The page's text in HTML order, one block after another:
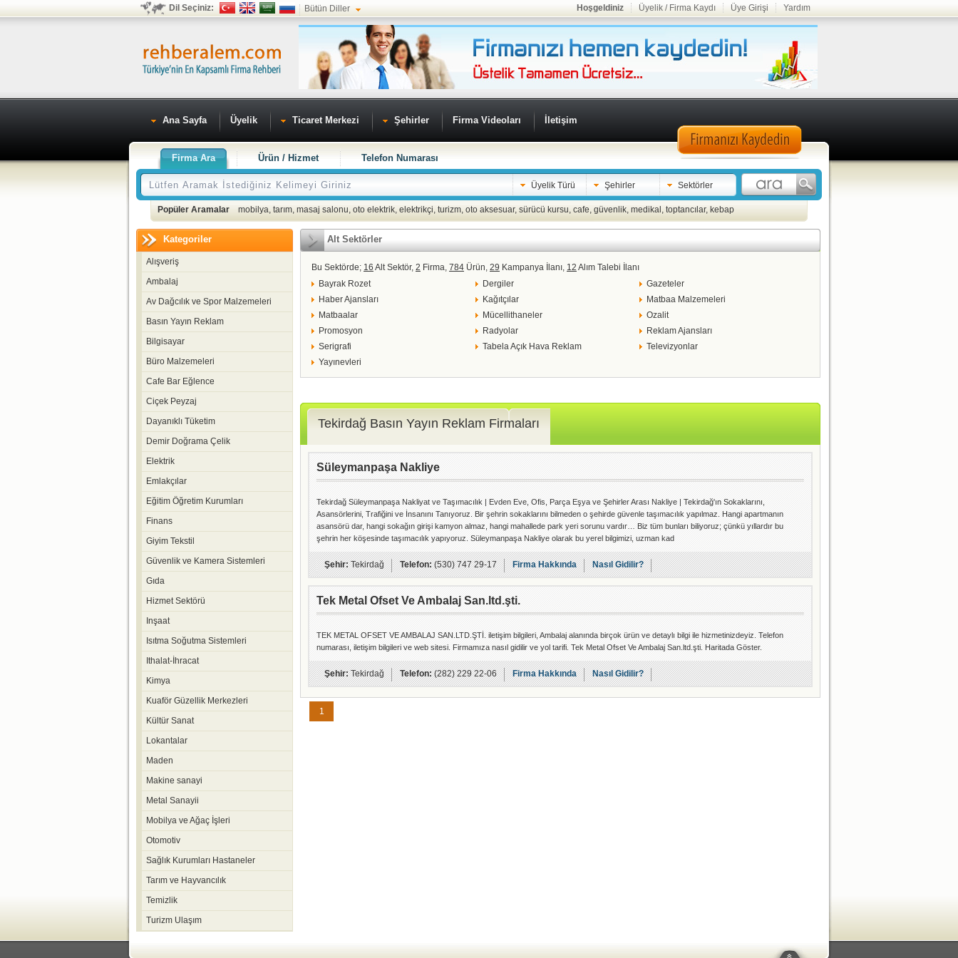
Dil Seçiniz: Bütün Diller Hoşgeldiniz Üyelik / Firma Kaydı Üye Girişi Yardım
Ana Sayfa Üyelik Ticaret Merkezi Şehirler Firma Videoları İletişim
Firma Ara Ürün / Hizmet Telefon Numarası
Üyelik Türü Şehirler Sektörler
Popüler Aramalar mobilya, tarım, masaj salonu, oto elektrik, elektrikçi, turizm, oto aksesuar, sürücü kursu, cafe, güvenlik, medikal , toptancılar, kebap
Kategoriler
Alışveriş
Ambalaj
Av Dağcılık ve Spor Malzemeleri
Basın Yayın Reklam
Bilgisayar
Büro Malzemeleri
Cafe Bar Eğlence
Ciçek Peyzaj
Dayanıklı Tüketim
Demir Doğrama Çelik
Elektrik
Emlakçılar
Eğitim Öğretim Kurumları
Finans
Giyim Tekstil
Güvenlik ve Kamera Sistemleri
Gıda
Hizmet Sektörü
Inşaat
Isıtma Soğutma Sistemleri
Ithalat-İhracat
Kimya
Kuaför Güzellik Merkezleri
Kültür Sanat
Lokantalar
Maden
Makine sanayi
Metal Sanayii
Mobilya ve Ağaç İşleri
Otomotiv
Sağlık Kurumları Hastaneler
Tarım ve Hayvancılık
Temizlik
Turizm Ulaşım
Alt Sektörler
Bu Sektörde; 16 Alt Sektör, 2 Firma, 784 Ürün, 29 Kampanya İlanı, 12 Alım Talebi İlanı
Bayrak Rozet
Dergiler
Gazeteler
Haber Ajansları
Kağıtçılar
Matbaa Malzemeleri
Matbaalar
Mücellithaneler
Ozalit
Promosyon
Radyolar
Reklam Ajansları
Serigrafi
Tabela Açık Hava Reklam
Televizyonlar
Yayınevleri
Tekirdağ Basın Yayın Reklam Firmaları
Süleymanpaşa Nakliye
Tekirdağ Süleymanpaşa Nakliyat ve Taşımacılık | Evden Eve, Ofis, Parça Eşya ve Şehirler Arası Nakliye | Tekirdağ'ın Sokaklarını,
Asansörlerini, Trafiğini ve İnsanını Tanıyoruz. Bir şehrin sokaklarını bilmeden o şehirde güvenle taşımacılık yapılmaz. Hangi apartmanın
asansörü dar, hangi sokağın girişi kamyon almaz, hangi mahallede park yeri sorunu vardır… Biz tüm bunları biliyoruz; çünkü yıllardır bu
şehrin her köşesinde taşımacılık yapıyoruz. Süleymanpaşa Nakliye olarak bu yerel bilgimizi, uzman kad
Şehir:Tekirdağ Telefon:(530) 747 29-17 Firma Hakkında Nasıl Gidilir?
Tek Metal Ofset Ve Ambalaj San.ltd.şti.
TEK METAL OFSET VE AMBALAJ SAN.LTD.ŞTİ. iletişim bilgileri, Ambalaj alanında birçok ürün ve detaylı bilgi ile hizmetinizdeyiz. Telefon
numarası, iletişim bilgileri ve web sitesi. Firmamıza nasıl gidilir ve yol tarifi. Tek Metal Ofset Ve Ambalaj San.ltd.şti. Haritada Göster.
Şehir:Tekirdağ Telefon:(282) 229 22-06 Firma Hakkında Nasıl Gidilir?
1